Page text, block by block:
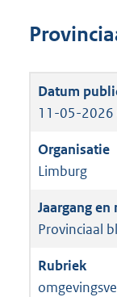
11-05-2026
Limburg
Provinciaal